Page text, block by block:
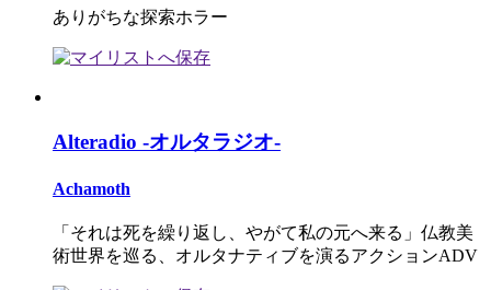
ありがちな探索ホラー
Alteradio -オルタラジオ-
Achamoth
「それは死を繰り返し、やがて私の元へ来る」仏教美
術世界を巡る、オルタナティブを演るアクションADV